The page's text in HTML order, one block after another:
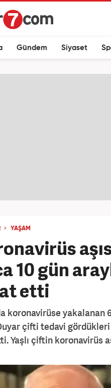
Gündem Siyaset
YAŞAM
10 gün
etti
koronavirüse yakalanan
çifti tedavi gördükleri
Yaşlı çiftin koronavirüs